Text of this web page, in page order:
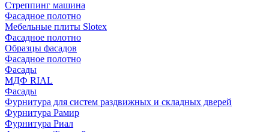
Стреппинг машина
Фасадное полотно
Мебельные плиты Slotex
Фасадное полотно
Образцы фасадов
Фасадное полотно
Фасады
МДФ RIAL
Фасады
Фурнитура для систем раздвижных и складных дверей
Фурнитура Рамир
Фурнитура Риал